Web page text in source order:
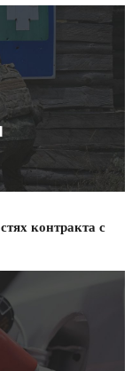
контракта с